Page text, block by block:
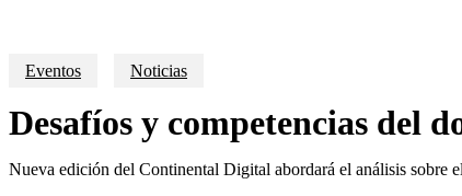
Eventos Noticias
Desafíos y competencias del
Nueva edición del Continental Digital abordará el análisis sobre